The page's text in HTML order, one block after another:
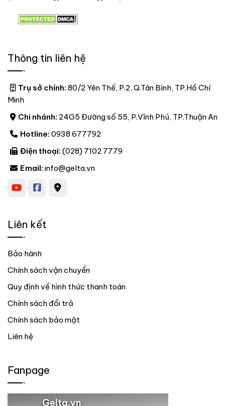
Thông tin liên hệ
Trụ sở chính: 80/2 Yên Thế, P.2, Q.Tân Bình, TP.Hồ Chí
Minh
Chi nhánh: 24G5 Đường số 55, P.Vĩnh Phú, TP.Thuận An
Hotline: 0938 677792
Điện thoại: (028) 7102 7779
Email: info@gelta.vn
Liên kết
Bảo hành
Chính sách vận chuyển
Quy định về hình thức thanh toán
Chính sách đổi trả
Chính sách bảo mật
Liên hệ
Fanpage
Gelta.vn